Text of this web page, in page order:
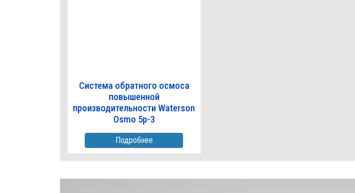
Система обратного осмоса
повышенной
производительности Waterson
Osmo 5p-3
Подробнее